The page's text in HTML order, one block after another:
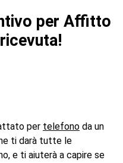
per Affitto
per telefono da un
ti darà tutte le
e ti aiuterà a capire se